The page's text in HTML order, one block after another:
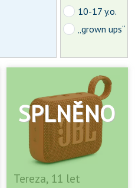
10-17 y.o.
„grown ups“
Tereza, 11 let